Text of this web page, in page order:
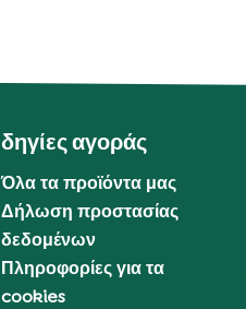
αγοράς
Όλα τα προϊόντα μας
Δήλωση προστασίας
δεδομένων
Πληροφορίες για τα
cookies